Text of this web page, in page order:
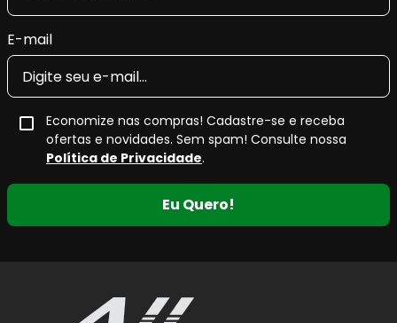
E-mail
Economize nas compras! Cadastre-se e receba
ofertas e novidades. Sem spam! Consulte nossa
Política de Privacidade.
Eu Quero!